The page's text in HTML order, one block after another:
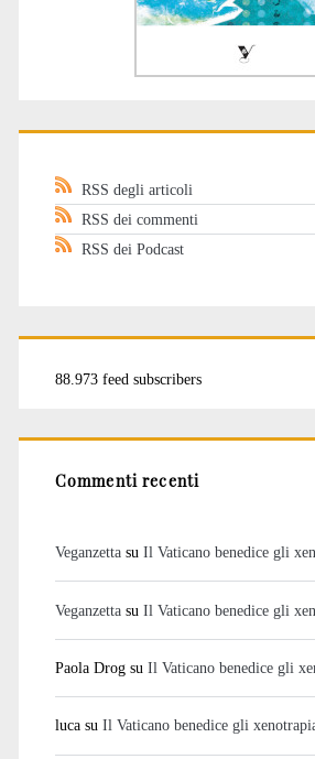
RSS degli articoli
RSS dei commenti
RSS dei Podcast
88.973 feed subscribers
Commenti recenti
Veganzettasu Il Vaticano benedice gli
Veganzettasu Il Vaticano benedice gli
Paola Drogsu Il Vaticano benedice gli
lucasu Il Vaticano benedice gli